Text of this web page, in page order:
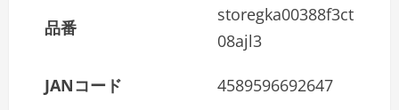
品番
storegka00388f3ct
08ajl3
JANコード 4589596692647